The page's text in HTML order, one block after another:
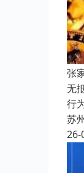
张
无
行
苏
26-